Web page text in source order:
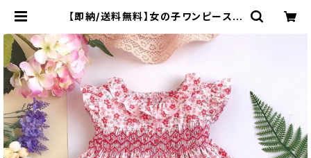
【即納/送料無料】女の子ワンピースチ
ス ピンク色 ワンピース 丸襟ワンピ
ース海外子供服 | cocobee